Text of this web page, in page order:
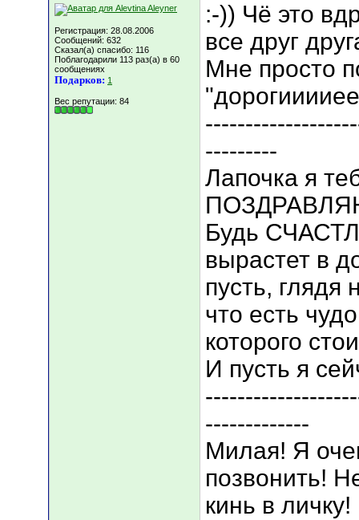
Регистрация: 28.08.2006
Сообщений: 632
Сказал(а) спасибо: 116
Поблагодарили 113 раз(а) в 60
сообщениях
Подарков: 1
Вес репутации: 84
:-)) Чё это
все друг
Мне просто
---------
Лапочка я
Будь
вырастет в
пусть, глядя
что есть
которого
И пусть я
-------------
Милая! Я
позвонить!
кинь в личку!